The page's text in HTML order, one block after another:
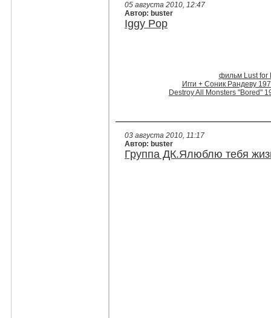
05 августа 2010, 12:47
Автор: buster
Iggy Pop
фильм Lust for
Игги + Соник Рандеву
Destroy All Monsters "Bored"
03 августа 2010, 11:17
Автор: buster
Группа ДК.Ялюблю тебя